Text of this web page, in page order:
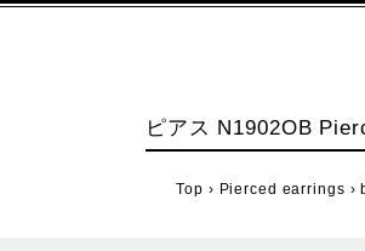
ピアス N1902OB
Top › Pierced earrings ›